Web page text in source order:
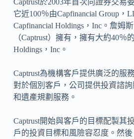
它近100％由Capfinancial Group，
Capfinancial Holdings，Inc。詹姆
（Captrust）擁有，擁有大約40％
Holdings，Inc。
Captrust為機構客戶提供廣泛的服
對於個別客戶，公司提供投資諮
和遺產規劃服務。
Captrust開始與客戶的目標配製其
戶的投資目標和風險容忍度。然